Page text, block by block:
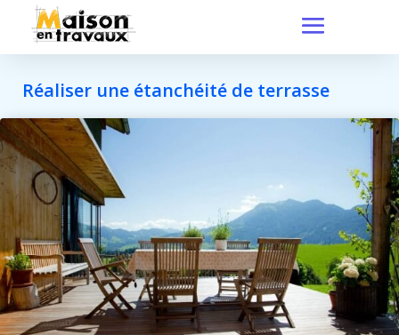
Réaliser une étanchéité de terrasse